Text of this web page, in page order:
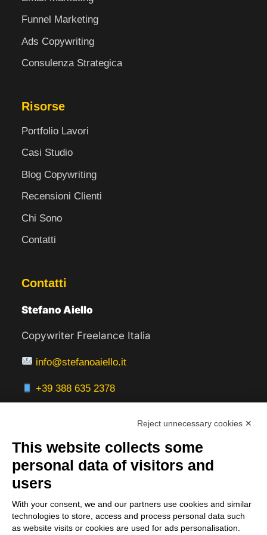
Funnel Marketing
Ads Copywriting
Consulenza Strategica
Risorse
Portfolio Lavori
Casi Studio
Blog Copywriting
Recensioni Clienti
Chi Sono
Contatti
Contatti
Stefano Aiello
Copywriter Freelance Italia
info@stefanoaiello.it
+39 388 635 2378
Aree Servite
Italia:
Milano, Roma, Bologna, Firenze, Torino,
Napoli, Venezia, Verona, Genova
Reject unnecessary cookies ✕
This website collects some
personal data of visitors and
users
With your consent, we and our partners use cookies and similar
technologies to store, access and process personal data such
as website visits or cookies are used for ads personalisation.